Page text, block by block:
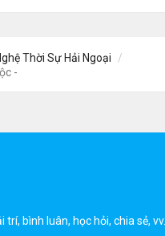
Thời Sự Hải Ngoại
-
trí, bình luân, học hỏi, chia sẻ, vv.